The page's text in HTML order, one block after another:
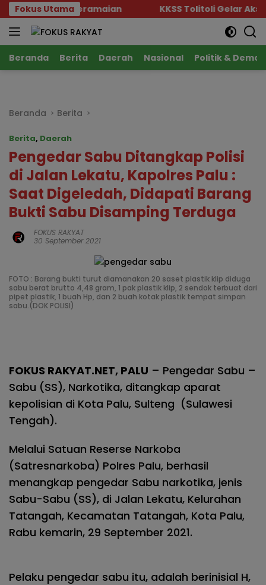
Langsung
ke
konten
Fokus Utama
dan Keramaian KKSS Tolitoli Gelar Aksi
Beranda Berita Daerah Nasional Politik &
Beranda Berita
Berita, Daerah
Pengedar Sabu Ditangkap Polisi
di Jalan Lekatu, Kapolres Palu :
Saat Digeledah, Didapati Barang
Bukti Sabu Disamping Terduga
FOKUS RAKYAT
30 September 2021
FOTO : Barang bukti turut diamanakan 20 saset plastik klip diduga
sabu berat brutto 4,48 gram, 1 pak plastik klip, 2 sendok terbuat dari
pipet plastik, 1 buah Hp, dan 2 buah kotak plastik tempat simpan
sabu.(DOK POLISI)
FOKUS RAKYAT.NET, PALU – Pengedar Sabu –
Sabu (SS), Narkotika, ditangkap aparat
kepolisian di Kota Palu, Sulteng (Sulawesi
Tengah).
Melalui Satuan Reserse Narkoba
(Satresnarkoba) Polres Palu, berhasil
menangkap pengedar Sabu narkotika, jenis
Sabu-Sabu (SS), di Jalan Lekatu, Kelurahan
Tatangah, Kecamatan Tatangah, Kota Palu,
Rabu kemarin, 29 September 2021.
Pelaku pengedar sabu itu, adalah berinisial H,